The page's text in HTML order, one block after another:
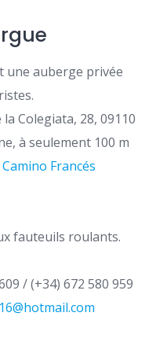
une auberge privée
la Colegiata, 28, 09110
à seulement 100 m
Camino Francés
fauteuils roulants.
/ (+34) 672 580 959